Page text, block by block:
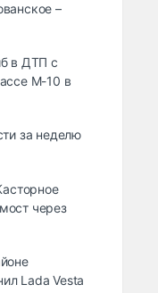
–
в ДТП с
М-10 в
за неделю
через
Lada Vesta